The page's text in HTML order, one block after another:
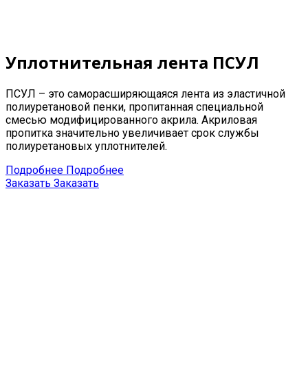
Уплотнительная лента ПСУЛ
ПСУЛ – это саморасширяющаяся лента из эластичной
полиуретановой пенки, пропитанная специальной
смесью модифицированного акрила. Акриловая
пропитка значительно увеличивает срок службы
полиуретановых уплотнителей.
Подробнее Подробнее
Заказать Заказать